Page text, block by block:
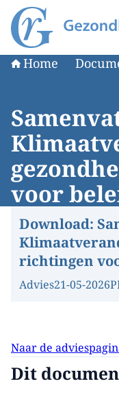
Naar de homepage
Home
voor
Download:
richtingen
Advies21-05-2026
Naar de
Dit